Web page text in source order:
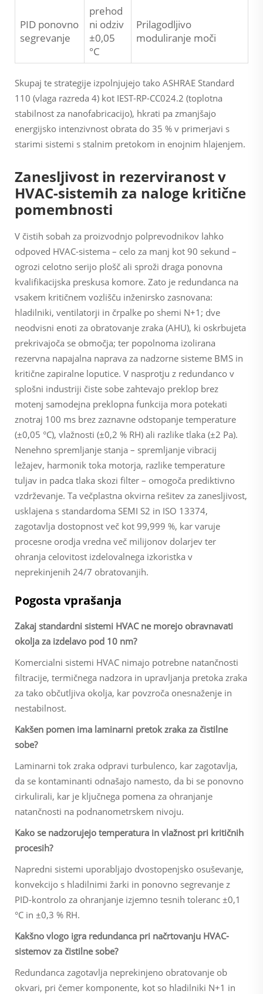
PID ponovno
segrevanje
prehod
ni odziv
±0,05
°C
Prilagodljivo
moduliranje moči
Skupaj te strategije izpolnjujejo tako ASHRAE Standard
110 (vlaga razreda 4) kot IEST-RP-CC024.2 (toplotna
stabilnost za nanofabricacijo), hkrati pa zmanjšajo
energijsko intenzivnost obrata do 35 % v primerjavi s
starimi sistemi s stalnim pretokom in enojnim hlajenjem.
Zanesljivost in rezerviranost v
HVAC-sistemih za naloge kritične
pomembnosti
V čistih sobah za proizvodnjo polprevodnikov lahko
odpoved HVAC-sistema – celo za manj kot 90 sekund –
ogrozi celotno serijo plošč ali sproži draga ponovna
kvalifikacijska preskusa komore. Zato je redundanca na
vsakem kritičnem vozlišču inženirsko zasnovana:
hladilniki, ventilatorji in črpalke po shemi N+1; dve
neodvisni enoti za obratovanje zraka (AHU), ki oskrbujeta
prekrivajoča se območja; ter popolnoma izolirana
rezervna napajalna naprava za nadzorne sisteme BMS in
kritične zapiralne loputice. V nasprotju z redundanco v
splošni industriji čiste sobe zahtevajo preklop brez
motenj samodejna preklopna funkcija mora potekati
znotraj 100 ms brez zaznavne odstopanje temperature
(±0,05 °C), vlažnosti (±0,2 % RH) ali razlike tlaka (±2 Pa).
Nenehno spremljanje stanja – spremljanje vibracij
ležajev, harmonik toka motorja, razlike temperature
tuljav in padca tlaka skozi filter – omogoča prediktivno
vzdrževanje. Ta večplastna okvirna rešitev za zanesljivost,
usklajena s standardoma SEMI S2 in ISO 13374,
zagotavlja dostopnost več kot 99,999 %, kar varuje
procesne orodja vredna več milijonov dolarjev ter
ohranja celovitost izdelovalnega izkoristka v
neprekinjenih 24/7 obratovanjih.
Pogosta vprašanja
Zakaj standardni sistemi HVAC ne morejo obravnavati
okolja za izdelavo pod 10 nm?
Komercialni sistemi HVAC nimajo potrebne natančnosti
filtracije, termičnega nadzora in upravljanja pretoka zraka
za tako občutljiva okolja, kar povzroča onesnaženje in
nestabilnost.
Kakšen pomen ima laminarni pretok zraka za čistilne
sobe?
Laminarni tok zraka odpravi turbulenco, kar zagotavlja,
da se kontaminanti odnašajo namesto, da bi se ponovno
cirkulirali, kar je ključnega pomena za ohranjanje
natančnosti na podnanometrskem nivoju.
Kako se nadzorujejo temperatura in vlažnost pri kritičnih
procesih?
Napredni sistemi uporabljajo dvostopenjsko osuševanje,
konvekcijo s hladilnimi žarki in ponovno segrevanje z
PID-kontrolo za ohranjanje izjemno tesnih toleranc ±0,1
°C in ±0,3 % RH.
Kakšno vlogo igra redundanca pri načrtovanju HVAC-
sistemov za čistilne sobe?
Redundanca zagotavlja neprekinjeno obratovanje ob
okvari, pri čemer komponente, kot so hladilniki N+1 in